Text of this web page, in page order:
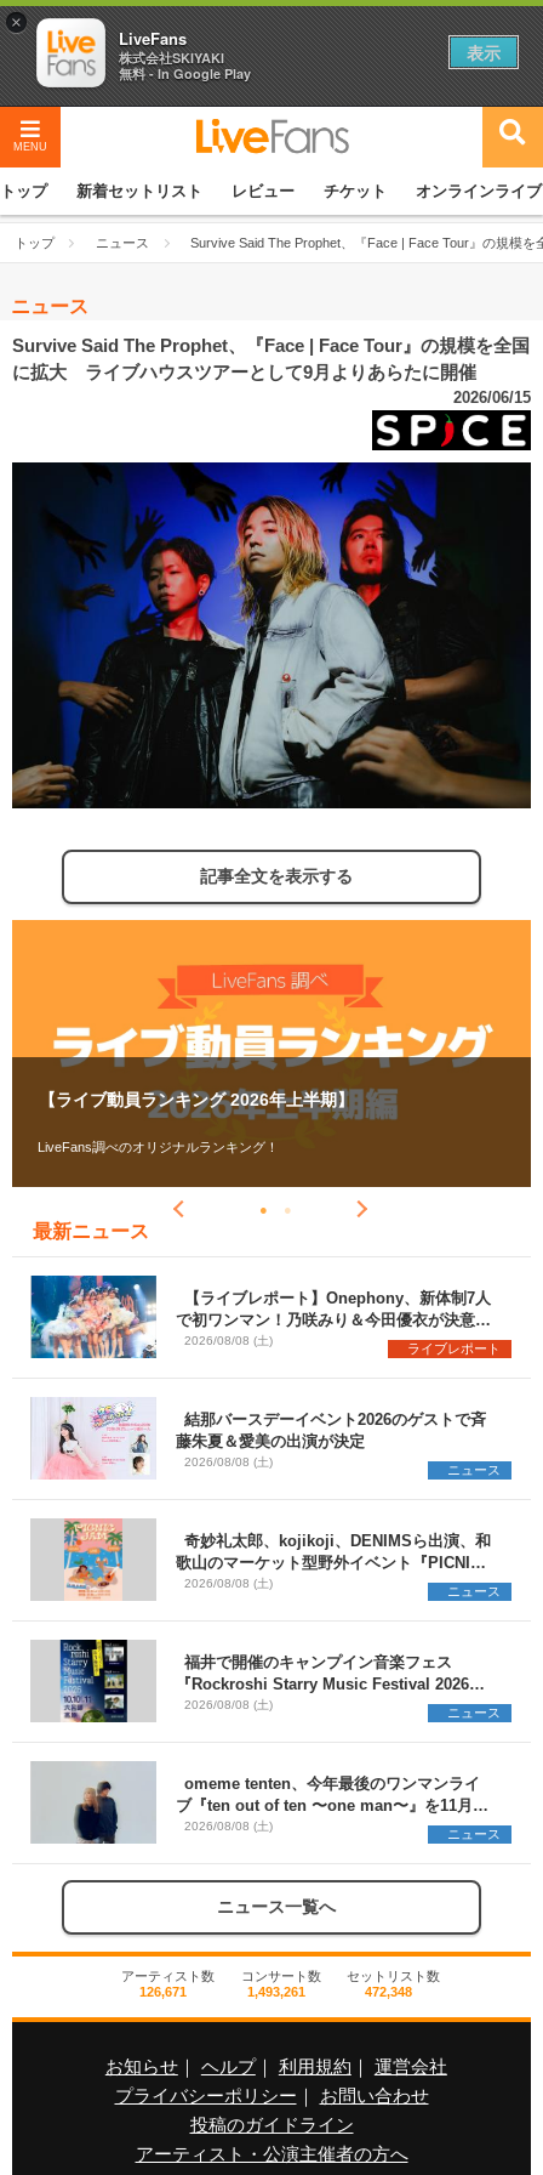
MENU
トップ 新着セットリスト レビュー チケット オンラインライブ
トップ ニュース Survive Said The Prophet、『Face | Face Tour』の規模
ニュース
Survive Said The Prophet、『Face | Face Tour』の規模を全国
に拡大 ライブハウスツアーとして9月よりあらたに開催
2026/06/15
記事全文を表示する
【ライブ動員ランキング 2026年上半期】
LiveFans調べのオリジナルランキング！
最新ニュース
【ライブレポート】Onephony、新体制7人
で初ワンマン！乃咲みり＆今田優衣が決意語
る＜Onephony新体制1st Oneman Live は
2026/08/08 (土)
ライブレポート
結那バースデーイベント2026のゲストで斉
藤朱夏＆愛美の出演が決定
2026/08/08 (土)
ニュース
奇妙礼太郎、kojikoji、DENIMSら出演、和
歌山のマーケット型野外イベント『PICNIC
JAM 2026』早割チケット発売開始
2026/08/08 (土)
ニュース
福井で開催のキャンプイン音楽フェス
『Rockroshi Starry Music Festival 2026』
第3弾出演者としてSCOOBIE DO、かりゆし
2026/08/08 (土)
ニュース
omeme tenten、今年最後のワンマンライ
ブ『ten out of ten 〜one man〜』を11月に
開催決定
2026/08/08 (土)
ニュース
ニュース一覧へ
アーティスト数
126,671
コンサート数
1,493,261
セットリスト数
472,348
お知らせ｜ ヘルプ｜ 利用規約 ｜ 運営会社
プライバシーポリシー ｜ お問い合わせ
投稿のガイドライン
アーティスト・公演主催者の方へ
×
LiveFans
株式会社SKIYAKI
無料 - In Google Play
表示